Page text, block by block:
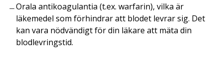
Orala antikoagulantia (t.ex. warfarin), vilka är
läkemedel som förhindrar att blodet levrar sig. Det
kan vara nödvändigt för din läkare att mäta din
blodlevringstid.